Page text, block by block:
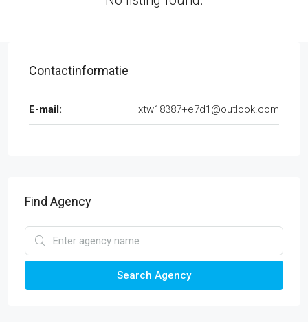
Contactinformatie
E-mail: xtw18387+e7d1@outlook.com
Find Agency
Search Agency